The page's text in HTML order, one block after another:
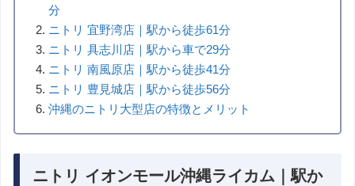
分
ニトリ 宜野湾店｜駅から徒歩61分
ニトリ 具志川店｜駅から車で29分
ニトリ 南風原店｜駅から徒歩41分
ニトリ 豊見城店｜駅から徒歩56分
沖縄のニトリ大型店の特徴とメリット
ニトリ イオンモール沖縄ライカム｜駅か